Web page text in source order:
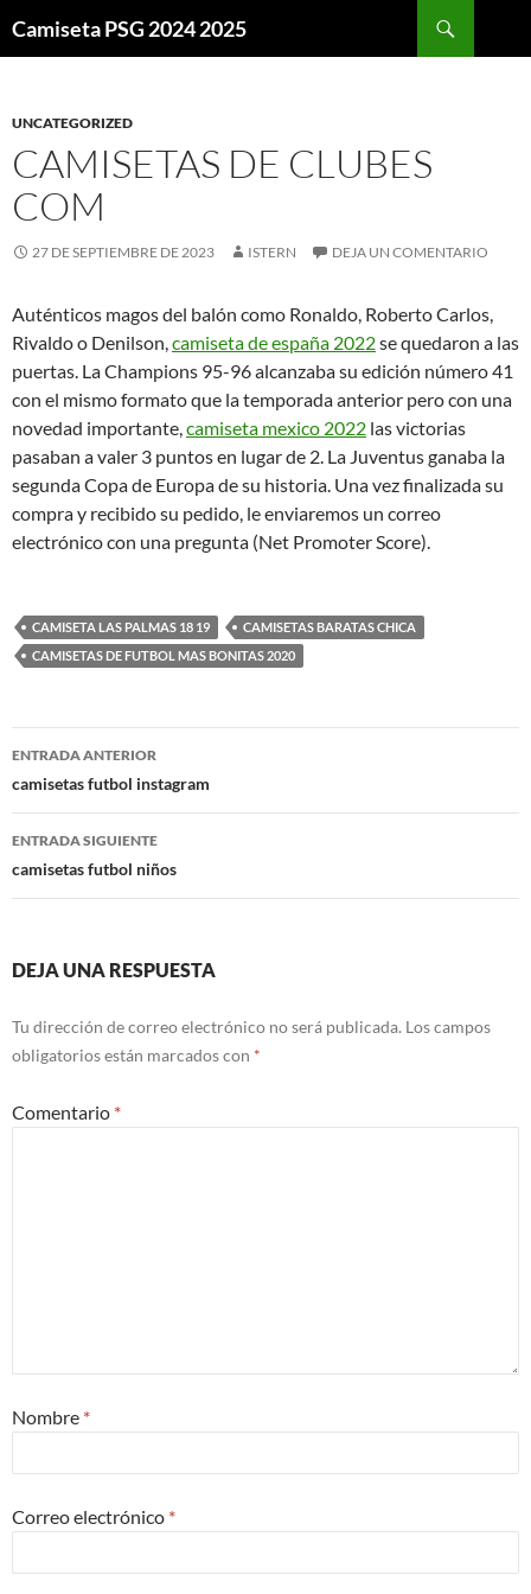
Camiseta PSG 2024 2025
UNCATEGORIZED
CAMISETAS DE CLUBES
COM
27 DE SEPTIEMBRE DE 2023 ISTERN DEJA UN COMENTARIO
Auténticos magos del balón como Ronaldo, Roberto Carlos,
Rivaldo o Denilson,camiseta de españa 2022se quedaron a las
puertas. La Champions 95-96 alcanzaba su edición número 41
con el mismo formato que la temporada anterior pero con una
novedad importante,camiseta mexico 2022 las victorias
pasaban a valer 3 puntos en lugar de 2. La Juventus ganaba la
segunda Copa de Europa de su historia. Una vez finalizada su
compra y recibido su pedido, le enviaremos un correo
electrónico con una pregunta (Net Promoter Score).
CAMISETA LAS PALMAS 18 19
CAMISETAS BARATAS CHICA
CAMISETAS DE FUTBOL MAS BONITAS 2020
Navegación
de
entradas
ENTRADA ANTERIOR
camisetas futbol instagram
ENTRADA SIGUIENTE
camisetas futbol niños
DEJA UNA RESPUESTA
Tu dirección de correo electrónico no será publicada. Los campos
obligatorios están marcados con *
Comentario *
Nombre *
Correo electrónico *